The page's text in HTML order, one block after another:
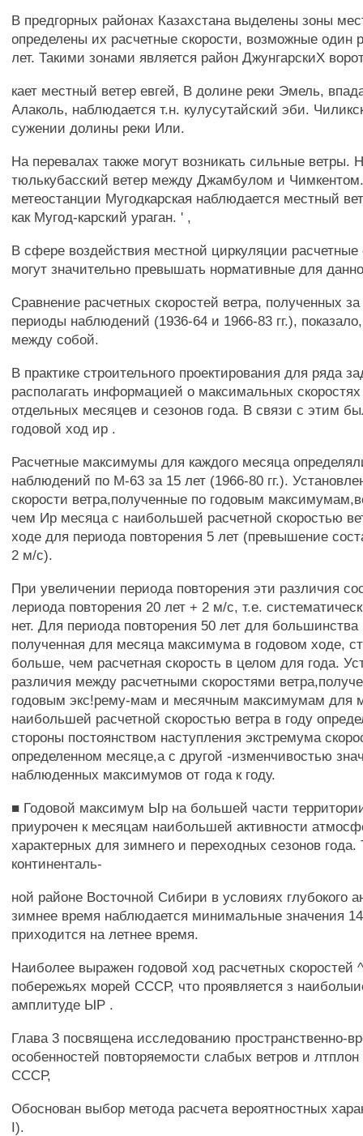
В предгорных районах Казахстана выделены зоны
определены их расчетные скорости, возможные один
лет. Такими зонами является район ДжунгарскиХ
кает местный ветер евгей, В долине реки Эмель,
Алаколь, наблюдается т.н. кулусутайский эби.
сужении долины реки Или.
На перевалах также могут возникать сильные ветры.
тюлькубасский ветер между Джамбулом и
метеостанции Мугодкарская наблюдается местный
как Мугод-карский ураган. ' ,
В сфере воздействия местной циркуляции расчетные
могут значительно превышать нормативные для
Сравнение расчетных скоростей ветра, полученных
периоды наблюдений (1936-64 и 1966-83 гг.),
между собой.
В практике строительного проектирования для ряда
располагать информацией о максимальных
отдельных месяцев и сезонов года. В связи с этим
годовой ход ир .
Расчетные максимумы для каждого месяца
наблюдений по М-63 за 15 лет (1966-80 гг.).
скорости ветра,полученные по годовым
чем Ир месяца с наибольшей расчетной скоростью
ходе для периода повторения 5 лет (превышение
2 м/с).
При увеличении периода повторения эти различия
лериода повторения 20 лет + 2 м/с, т.е.
нет. Для периода повторения 50 лет для
полученная для месяца максимума в годовом ходе,
больше, чем расчетная скорость в целом для года.
различия между расчетными скоростями
годовым экс!рему-мам и месячным максимумам для
наибольшей расчетной скоростью ветра в году
стороны постоянством наступления экстремума
определенном месяце,а с другой -изменчивостью
наблюденных максимумов от года к году.
■ Годовой максимум Ыр на большей части
приурочен к месяцам наибольшей активности
характерных для зимнего и переходных сезонов года.
континенталь-
ной районе Восточной Сибири в условиях глубокого
зимнее время наблюдается минимальные значения
приходится на летнее время.
Наиболее выражен годовой ход расчетных скоростей
побережьях морей СССР, что проявляется з
амплитуде ЫР .
Глава 3 посвящена исследованию пространственно-
особенностей повторяемости слабых ветров и
СССР,
Обоснован выбор метода расчета вероятностных
I).